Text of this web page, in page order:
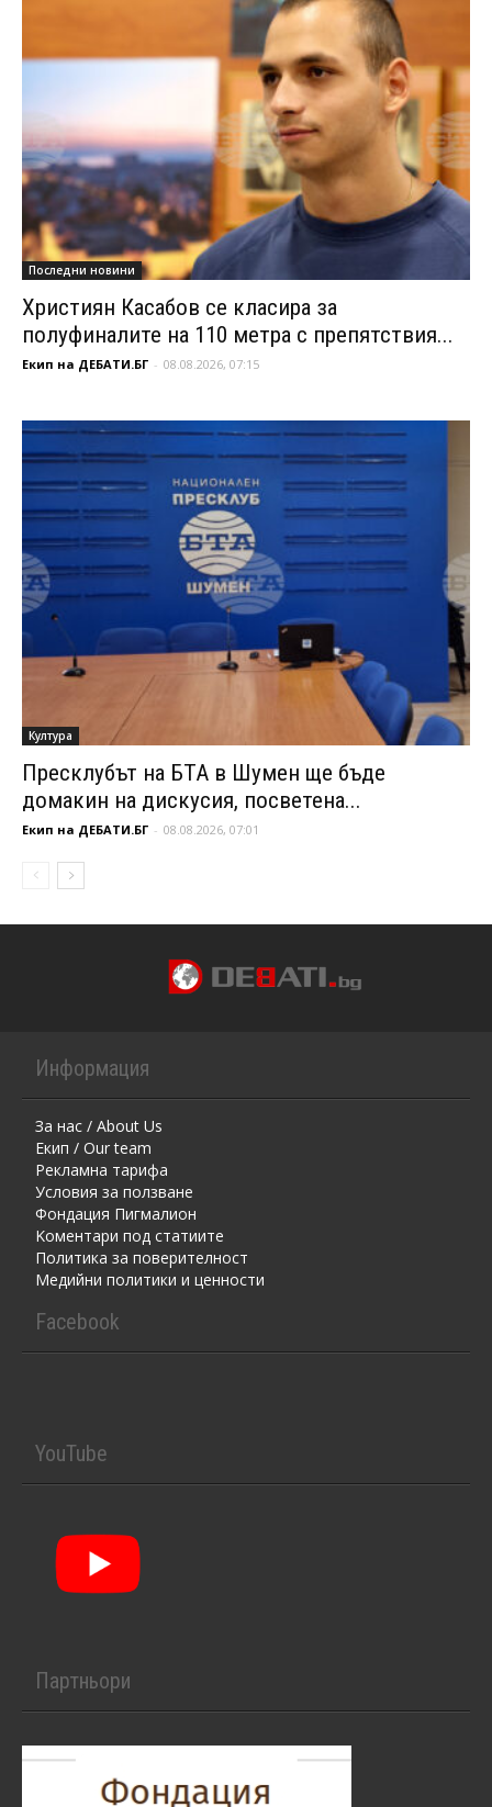
Последни новини
Християн Касабов се класира за
полуфиналите на 110 метра с препятствия...
Екип на ДЕБАТИ.БГ - 08.08.2026, 07:15
Култура
Пресклубът на БТА в Шумен ще бъде
домакин на дискусия, посветена...
Екип на ДЕБАТИ.БГ - 08.08.2026, 07:01
Информация
За нас / About Us
Екип / Our team
Рекламна тарифа
Условия за ползване
Фондация Пигмалион
Kоментaри под статиите
Политика за поверителност
Медийни политики и ценности
Facebook
YouTube
Партньори